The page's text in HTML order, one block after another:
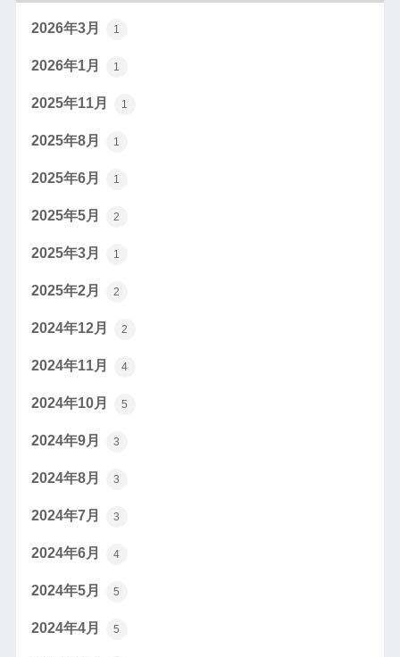
2026年3月 1
2026年1月 1
2025年11月 1
2025年8月 1
2025年6月 1
2025年5月 2
2025年3月 1
2025年2月 2
2024年12月 2
2024年11月 4
2024年10月 5
2024年9月 3
2024年8月 3
2024年7月 3
2024年6月 4
2024年5月 5
2024年4月 5